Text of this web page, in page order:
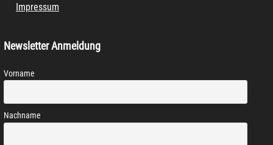
Impressum
Newsletter Anmeldung
Vorname
Nachname